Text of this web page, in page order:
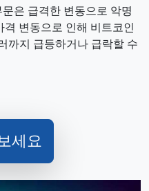
은 급격한 변동으로 악명
변동으로 인해 비트코인
까지 급등하거나 급락할 수
세요